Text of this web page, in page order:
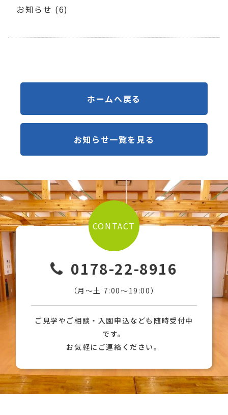
お知らせ (6)
ホームへ戻る
お知らせ一覧を見る
CONTACT
0178-22-8916
（月〜土 7:00〜19:00）
ご見学やご相談・入園申込なども随時受付中
です。
お気軽にご連絡ください。